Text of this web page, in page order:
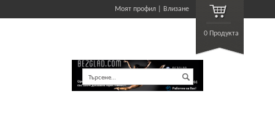
Моят профил Влизане
0 Продукта
Търсене…